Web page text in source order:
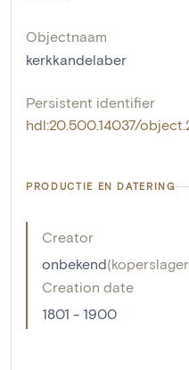
Objectnaam
kerkkandelaber
Persistent identifier
hdl:20.500.14037/
PRODUCTIE EN DATERING
Creator
onbekend(koperslager
Creation date
1801 - 1900